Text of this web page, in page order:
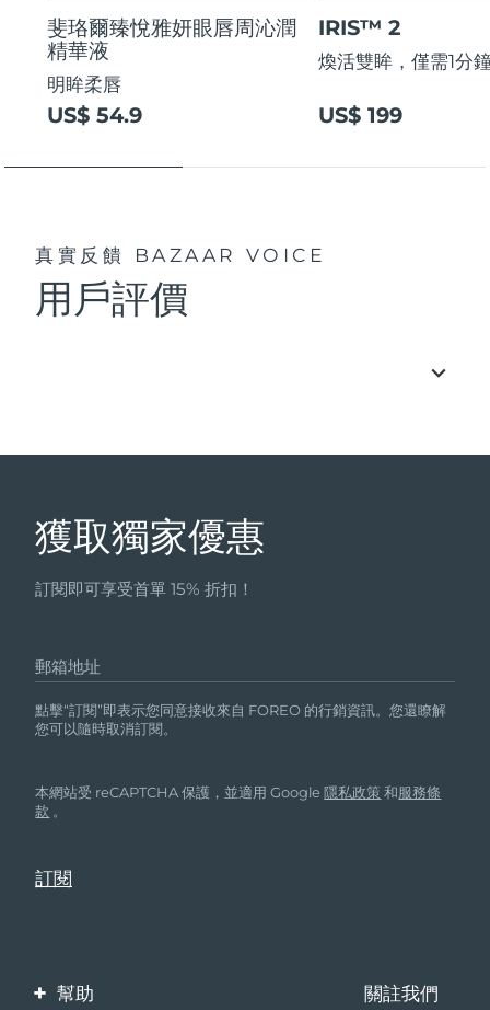
斐珞爾臻悅雅妍眼唇周沁潤
精華液
明眸柔唇
US$ 54.9
IRIS™ 2
煥活雙眸，僅需1分
US$ 199
真實反饋 BAZAAR VOICE
用戶評價
獲取獨家優惠
訂閱即可享受首單 15% 折扣！
郵箱地址
點擊“訂閱”即表示您同意接收來自 FOREO 的行銷資訊。您還瞭解
您可以隨時取消訂閱。
本網站受 reCAPTCHA 保護，並適用 Google隱私政策 和服務條
款 。
幫助 關註我們